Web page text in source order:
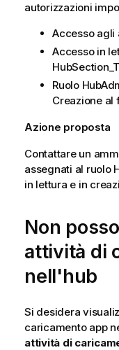
autorizzazioni
Accesso agli
Accesso in
Ruolo
Creazione al
Azione proposta
Contattare un
assegnati al ruolo
in lettura e in
Non
attività di
nell'hub
Si desidera
caricamento app
attività di